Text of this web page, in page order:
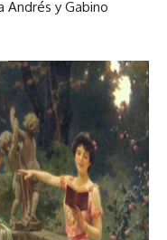
Andrés y Gabino